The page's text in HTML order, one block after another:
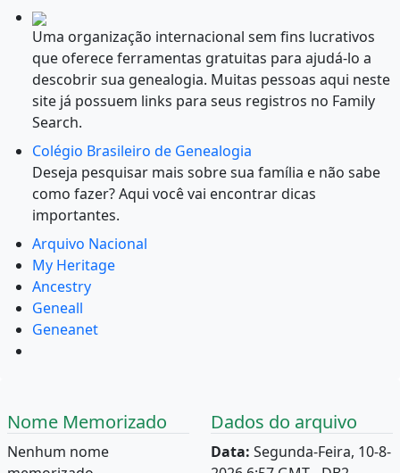
Uma organização internacional sem fins lucrativos
que oferece ferramentas gratuitas para ajudá-lo a
descobrir sua genealogia. Muitas pessoas aqui neste
site já possuem links para seus registros no Family
Search.
Colégio Brasileiro de Genealogia
Deseja pesquisar mais sobre sua família e não sabe
como fazer? Aqui você vai encontrar dicas
importantes.
Arquivo Nacional
My Heritage
Ancestry
Geneall
Geneanet
Nome Memorizado
Nenhum nome
Dados do arquivo
Data: Segunda-Feira, 10-8-